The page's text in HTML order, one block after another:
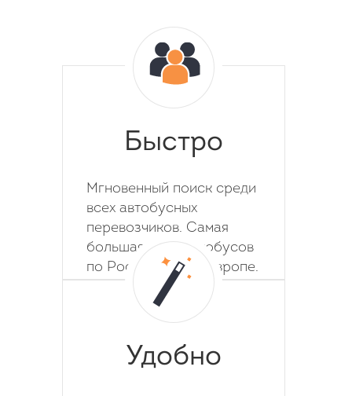
Быстро
Мгновенный поиск среди
всех автобусных
перевозчиков. Самая
большая база автобусов
по России, СНГ и Европе.
Удобно